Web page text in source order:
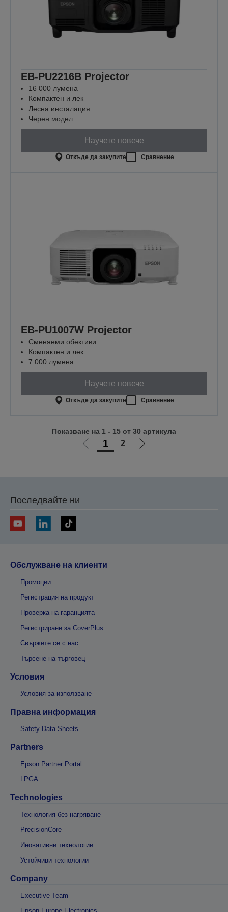
EB-PU2216B Projector
16 000 лумена
Компактен и лек
Лесна инсталация
Черен модел
Научете повече
Откъде да закупите Сравнение
EB-PU1007W Projector
Сменяеми обективи
Компактен и лек
7 000 лумена
Научете повече
Откъде да закупите Сравнение
Отиди
1 2
Отиди
Показване на 1 - 15 от 30 артикула
Последвайте ни
Обслужване на клиенти
Промоции
Регистрация на продукт
Проверка на гаранцията
Регистриране за CoverPlus
Свържете се с нас
Търсене на търговец
Условия
Условия за използване
Правна информация
Safety Data Sheets
Partners
Epson Partner Portal
LPGA
Technologies
Технология без нагряване
PrecisionCore
Иновативни технологии
Устойчиви технологии
Company
Executive Team